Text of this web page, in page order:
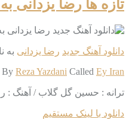
تازه ها رضا یزدانی
دانلود آهنگ جدید رضا یزدانی به
By Reza Yazdani Called Ey Iran
ترانه : حسین گل گلاب / آهنگ :
دانلود با لینک مستقیم